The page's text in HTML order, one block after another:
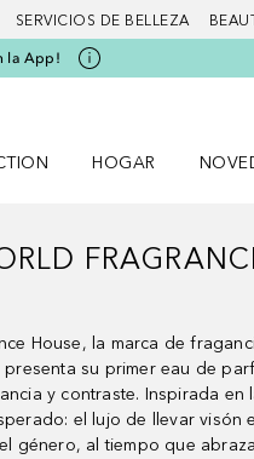
SERVICIOS DE BELLEZA
la App!
HOGAR
House, la marca de
su primer eau de
y contraste. Inspirada en
el lujo de llevar
género, al tiempo que